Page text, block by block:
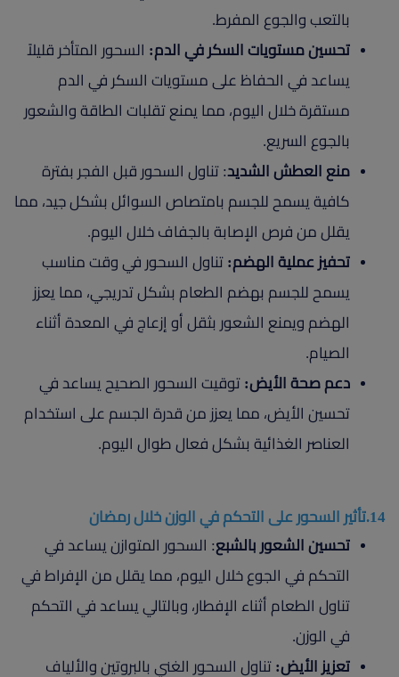
بالتعب والجوع المفرط.
تحسين مستويات السكر في الدم: السحور المتأخر قليلاً
يساعد في الحفاظ على مستويات السكر في الدم
مستقرة خلال اليوم، مما يمنع تقلبات الطاقة والشعور
بالجوع السريع.
منع العطش الشديد: تناول السحور قبل الفجر بفترة
كافية يسمح للجسم بامتصاص السوائل بشكل جيد، مما
يقلل من فرص الإصابة بالجفاف خلال اليوم.
تحفيز عملية الهضم: تناول السحور في وقت مناسب
يسمح للجسم بهضم الطعام بشكل تدريجي، مما يعزز
الهضم ويمنع الشعور بثقل أو إزعاج في المعدة أثناء
الصيام.
دعم صحة الأيض: توقيت السحور الصحيح يساعد في
تحسين الأيض، مما يعزز من قدرة الجسم على استخدام
العناصر الغذائية بشكل فعال طوال اليوم.
14.تأثير السحور على التحكم في الوزن خلال رمضان
تحسين الشعور بالشبع: السحور المتوازن يساعد في
التحكم في الجوع خلال اليوم، مما يقلل من الإفراط في
تناول الطعام أثناء الإفطار، وبالتالي يساعد في التحكم
في الوزن.
تعزيز الأيض: تناول السحور الغني بالبروتين والألياف